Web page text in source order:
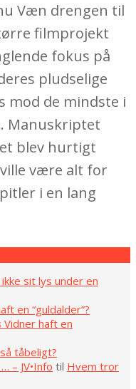
Væn drengen til
filmprojekt
fokus på
pludselige
mod de mindste i
Manuskriptet
blev hurtigt
være alt for
i en lang
sit lys under en
en “guldalder”?
Vidner haft en
tåbeligt?
– JV•Info til Hvem tror